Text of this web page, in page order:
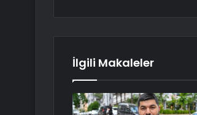
İlgili Makaleler